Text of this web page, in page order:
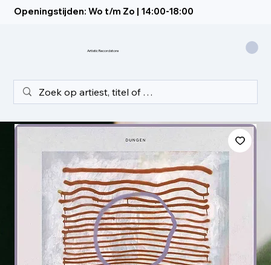
Openingstijden: Wo t/m Zo | 14:00-18:00
Artistic Recordstore